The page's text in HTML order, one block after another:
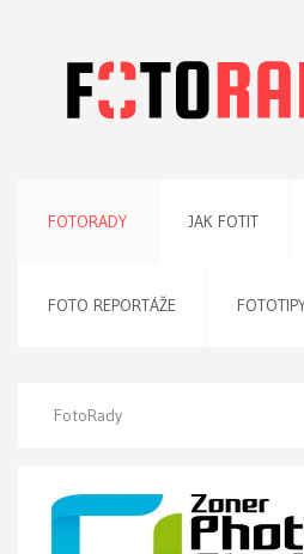
FOTORADY JAK FOTIT
FOTO REPORTÁŽE
FotoRady